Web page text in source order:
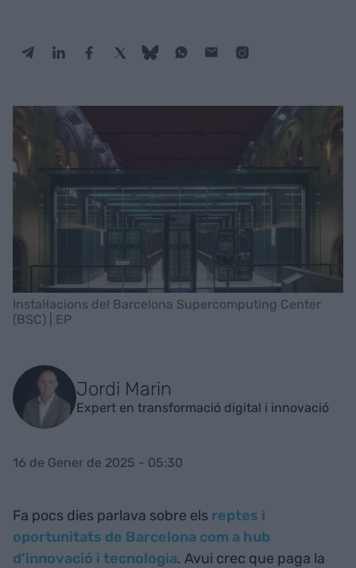
Instal·lacions del Barcelona Supercomputing Center
(BSC) | EP
Jordi Marin
Expert en transformació digital i innovació
16 de Gener de 2025 - 05:30
Fa pocs dies parlava sobre els reptes i
oportunitats de Barcelona com a hub
d’innovació i tecnologia. Avui crec que paga la